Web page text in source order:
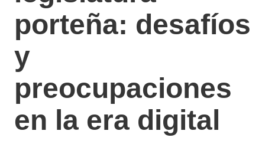
porteña: desafíos
y
preocupaciones
en la era digital